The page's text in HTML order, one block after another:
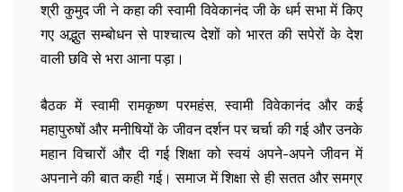
श्री कुमुद जी ने कहा की स्वामी विवेकानंद जी के धर्म सभा में किए
गए अद्भुत सम्बोधन से पाश्चात्य देशों को भारत की सपेरों के देश
वाली छवि से भरा आना पड़ा।
बैठक में स्वामी रामकृष्ण परमहंस, स्वामी विवेकानंद और कई
महापुरुषों और मनीषियों के जीवन दर्शन पर चर्चा की गई और उनके
महान विचारों और दी गई शिक्षा को स्वयं अपने-अपने जीवन में
अपनाने की बात कही गई। समाज में शिक्षा से ही सतत और समग्र